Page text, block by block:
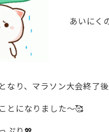
あいにく
なり、マラソン大会終了
とになりました～🥰